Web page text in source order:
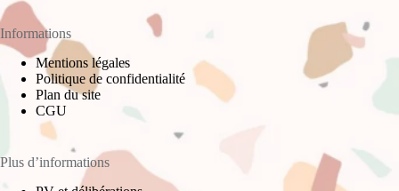
Informations
Mentions légales
Politique de confidentialité
Plan du site
CGU
Plus d’informations